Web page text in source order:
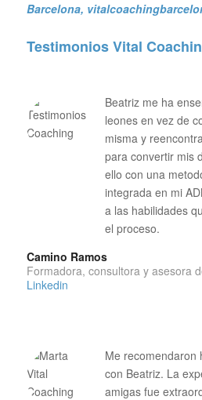
Barcelona,
Testimonios Vital
Beatriz me ha
leones en vez de
misma y
para convertir mis
ello con una
integrada en mi
a las habilidades
el proceso.
Camino Ramos
Formadora, consultora y asesora
Linkedin
Me recomendaron
con Beatriz. La
amigas fue